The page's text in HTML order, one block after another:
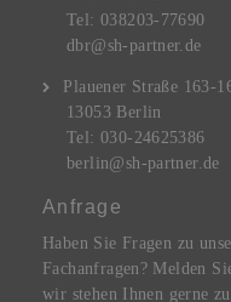
Tel: 038203-77690
dbr@sh-partner.de
Plauener Straße 163-
13053 Berlin
Tel: 030-24625386
berlin@sh-partner.de
Anfrage
Haben Sie Fragen zu
Fachanfragen? Melden
wir stehen Ihnen gerne